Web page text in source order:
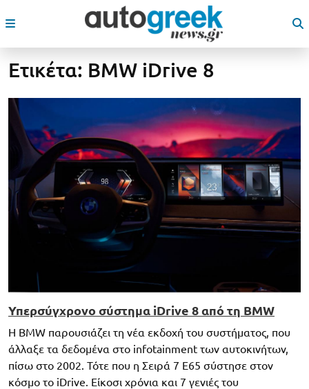
Ετικέτα: BMW iDrive 8
Υπερσύγχρονο σύστημα iDrive 8 από τη BMW
Η BMW παρουσιάζει τη νέα εκδοχή του συστήματος, που
άλλαξε τα δεδομένα στο infotainment των αυτοκινήτων,
πίσω στο 2002. Τότε που η Σειρά 7 E65 σύστησε στον
κόσμο το iDrive. Είκοσι χρόνια και 7 γενιές του